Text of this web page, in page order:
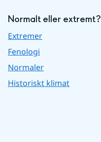
Normalt eller extremt?
Extremer
Fenologi
Normaler
Historiskt klimat